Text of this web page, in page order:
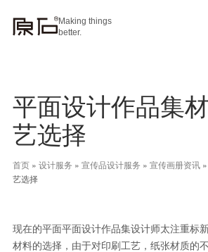
Making things
better.
平面设计作品集
艺选择
首页 » 设计服务 » 宣传品设计服务 » 宣传画册资讯 »
艺选择
现在的平面平面设计作品集设计师太注重标
材料的选择，由于对印刷工艺，纸张材质的